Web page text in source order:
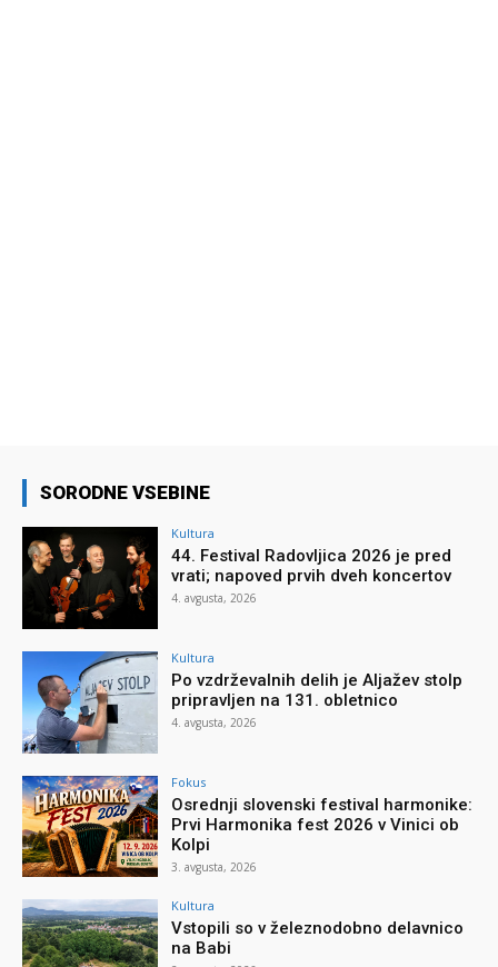
SORODNE VSEBINE
Kultura
44. Festival Radovljica 2026 je pred
vrati; napoved prvih dveh koncertov
4. avgusta, 2026
Kultura
Po vzdrževalnih delih je Aljažev stolp
pripravljen na 131. obletnico
4. avgusta, 2026
Fokus
Osrednji slovenski festival harmonike:
Prvi Harmonika fest 2026 v Vinici ob
Kolpi
3. avgusta, 2026
Kultura
Vstopili so v železnodobno delavnico
na Babi